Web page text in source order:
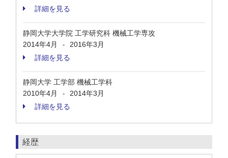
詳細を見る
静岡大学大学院 工学研究科 機械工学専攻
2014年4月
-
2016年3月
詳細を見る
静岡大学 工学部 機械工学科
2010年4月
-
2014年3月
詳細を見る
経歴